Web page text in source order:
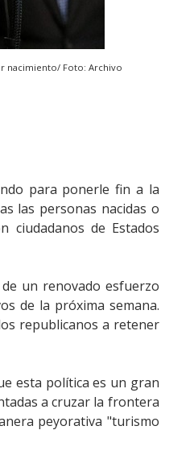
nacimiento/ Foto: Archivo
para ponerle fin a la
las personas nacidas o
ciudadanos de Estados
un renovado esfuerzo
de la próxima semana.
republicanos a retener
esta política es un gran
a cruzar la frontera
peyorativa "turismo